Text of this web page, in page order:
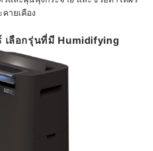
ายเคือง
เลือกรุ่นที่มี Humidifying